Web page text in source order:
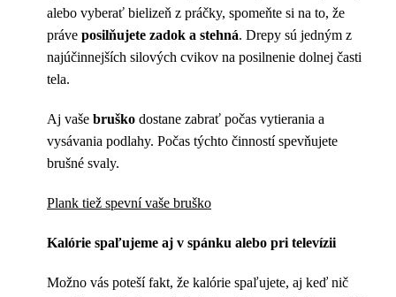
alebo vyberať bielizeň z práčky, spomeňte si na to, že
práve posilňujete zadok a stehná. Drepy sú jedným z
najúčinnejších silových cvikov na posilnenie dolnej časti
tela.
Aj vaše bruško dostane zabrať počas vytierania a
vysávania podlahy. Počas týchto činností spevňujete
brušné svaly.
Plank tiež spevní vaše bruško
Kalórie spaľujeme aj v spánku alebo pri televízii
Možno vás poteší fakt, že kalórie spaľujete, aj keď nič